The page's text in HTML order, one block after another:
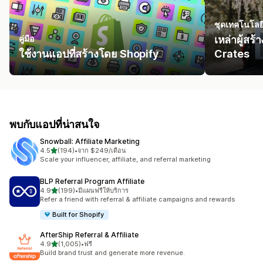
คู่มือ
ใช้งานแอปที่สร้างโดย Shopify
ชุดเทคโนโล
เหล่าผู้สร้
Crates
พบกับแอปที่น่าสนใจ
Snowball: Affiliate Marketing
4.5เต็ม 5 ดาว
(194)
ทั้งหมด 194 รีวิว
•จาก $249/เดือน
Scale your influencer, affiliate, and referral marketing
BLP Referral Program Affiliate
4.9เต็ม 5 ดาว
(199)
ทั้งหมด 199 รีวิว
•มีแผนฟรีให้บริการ
Refer a friend with referral & affiliate campaigns and rewards
Built for Shopify
AfterShip Referral & Affiliate
4.9เต็ม 5 ดาว
(1,005)
ทั้งหมด 1005 รีวิว
•ฟรี
Build brand trust and generate more revenue.